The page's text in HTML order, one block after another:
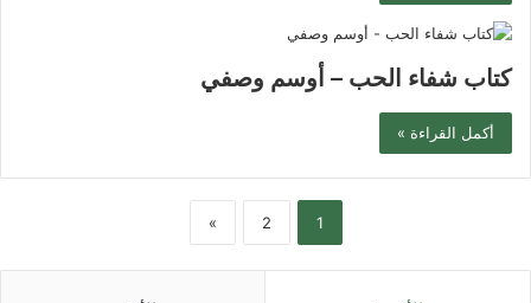
كتاب شفاء الحب – أوسم وصفي
أكمل القراءة »
1
2
»